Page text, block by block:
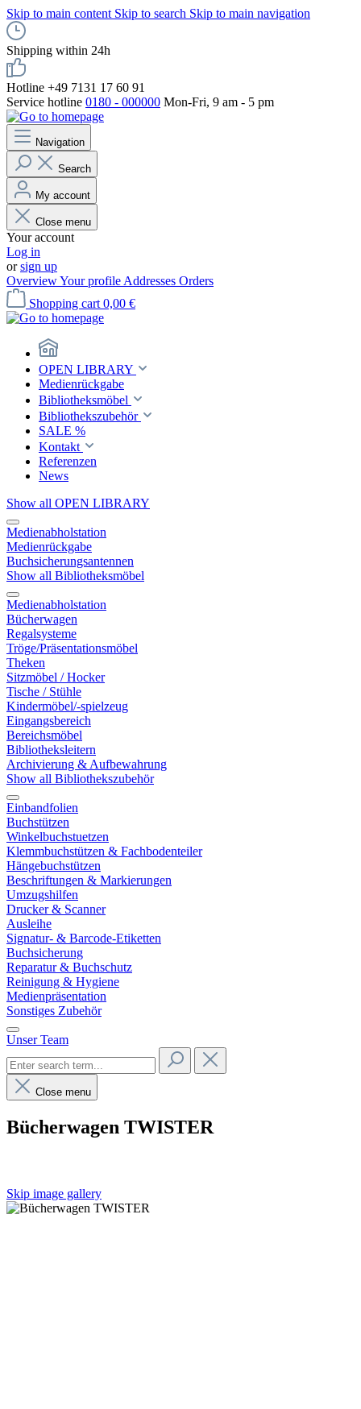
Skip to main content Skip to search Skip to main navigation
Shipping within 24h
Hotline +49 7131 17 60 91
Service hotline 0180 - 000000 Mon-Fri, 9 am - 5 pm
Navigation
Search
My account
Close menu
Your account
Log in
orsign up
OverviewYour profile Addresses Orders
Shopping cart 0,00 €
OPEN LIBRARY
Medienrückgabe
Bibliotheksmöbel
Bibliothekszubehör
SALE %
Kontakt
Referenzen
News
Show all OPEN LIBRARY
Medienabholstation
Medienrückgabe
Buchsicherungsantennen
Show all Bibliotheksmöbel
Medienabholstation
Bücherwagen
Regalsysteme
Tröge/Präsentationsmöbel
Theken
Sitzmöbel / Hocker
Tische / Stühle
Kindermöbel/-spielzeug
Eingangsbereich
Bereichsmöbel
Bibliotheksleitern
Archivierung & Aufbewahrung
Show all Bibliothekszubehör
Einbandfolien
Buchstützen
Winkelbuchstuetzen
Klemmbuchstützen & Fachbodenteiler
Hängebuchstützen
Beschriftungen & Markierungen
Umzugshilfen
Drucker & Scanner
Ausleihe
Signatur- & Barcode-Etiketten
Buchsicherung
Reparatur & Buchschutz
Reinigung & Hygiene
Medienpräsentation
Sonstiges Zubehör
Unser Team
Close menu
Bücherwagen TWISTER
Skip image gallery